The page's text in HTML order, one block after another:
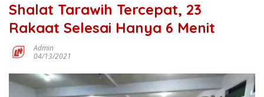
Shalat Tarawih Tercepat, 23
Rakaat Selesai Hanya 6 Menit
Admin
04/13/2021